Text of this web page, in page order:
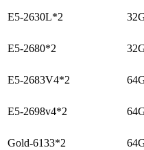
E5-2630L*2
E5-2680*2
E5-2683V4*2
E5-2698v4*2
Gold-6133*2